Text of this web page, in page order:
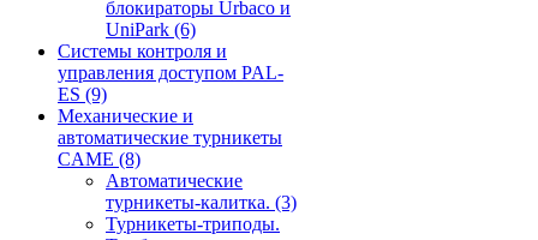
блокираторы Urbaco и
UniPark (6)
Системы контроля и
управления доступом PAL-
ES (9)
Механические и
автоматические турникеты
CAME (8)
Автоматические
турникеты-калитка. (3)
Турникеты-триподы.